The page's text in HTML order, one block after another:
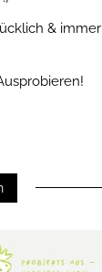
& immer